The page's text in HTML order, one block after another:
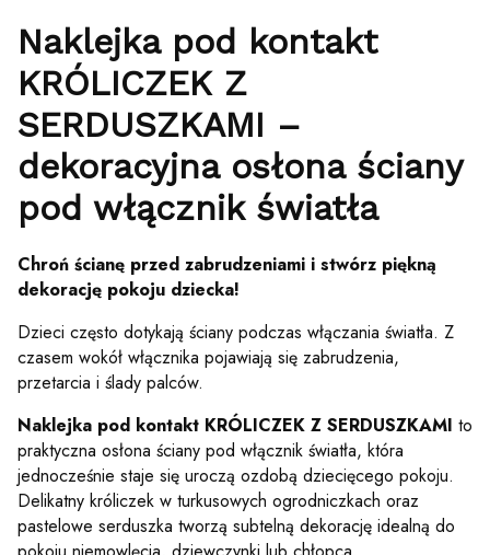
Naklejka pod kontakt
KRÓLICZEK Z
SERDUSZKAMI –
dekoracyjna osłona ściany
pod włącznik światła
Chroń ścianę przed zabrudzeniami i stwórz piękną
dekorację pokoju dziecka!
Dzieci często dotykają ściany podczas włączania światła. Z
czasem wokół włącznika pojawiają się zabrudzenia,
przetarcia i ślady palców.
Naklejka pod kontakt KRÓLICZEK Z SERDUSZKAMI to
praktyczna osłona ściany pod włącznik światła, która
jednocześnie staje się uroczą ozdobą dziecięcego pokoju.
Delikatny króliczek w turkusowych ogrodniczkach oraz
pastelowe serduszka tworzą subtelną dekorację idealną do